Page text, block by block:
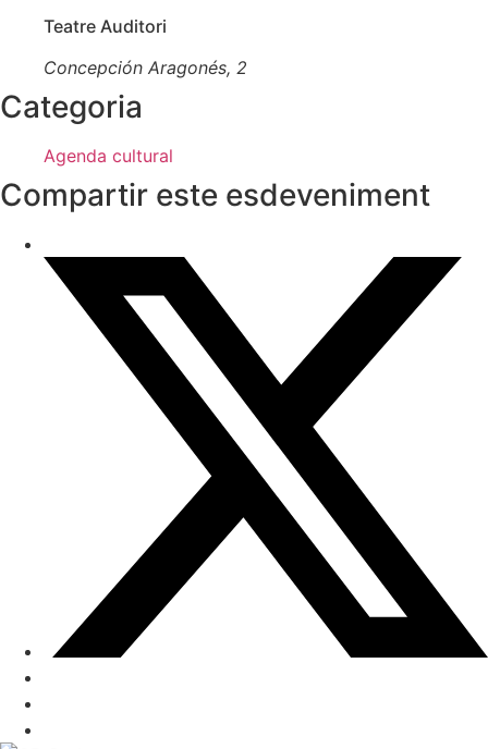
Teatre Auditori
Concepción Aragonés, 2
Categoria
Agenda cultural
Compartir este esdeveniment